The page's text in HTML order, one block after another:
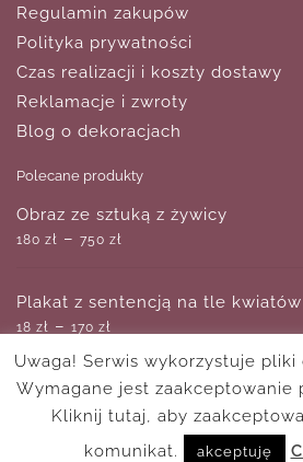
Regulamin zakupów
Polityka prywatności
Czas realizacji i koszty dostawy
Reklamacje i zwroty
Blog o dekoracjach
Polecane produkty
Obraz ze sztuką z żywicy
180 zł – 750 zł
Plakat z sentencją na tle kwiatów
18 zł – 170 zł
Obraz kwitnący migdałek
– 170 zł
Uwaga! Serwis wykorzystuje pliki
Wymagane jest zaakceptowanie
Kliknij tutaj, aby
komunikat.
akceptuję